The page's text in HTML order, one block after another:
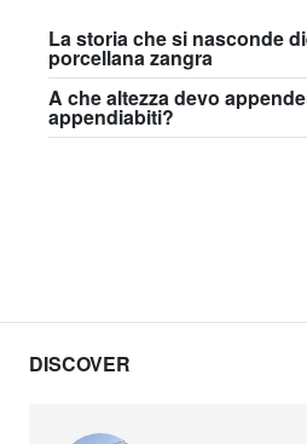
La storia che si nasconde
porcellana zangra
A che altezza devo
appendiabiti?
DISCOVER